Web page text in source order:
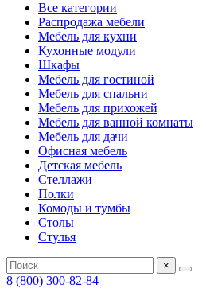
Все категории
Распродажа мебели
Мебель для кухни
Кухонные модули
Шкафы
Мебель для гостиной
Мебель для спальни
Мебель для прихожей
Мебель для ванной комнаты
Мебель для дачи
Офисная мебель
Детская мебель
Стеллажи
Полки
Комоды и тумбы
Столы
Стулья
×
8 (800) 300-82-84